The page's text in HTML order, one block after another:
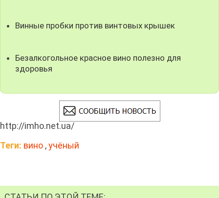
Винные пробки против винтовых крышек
Безалкогольное красное вино полезно для
здоровья
http://imho.net.ua/
Теги: вино ,учёный